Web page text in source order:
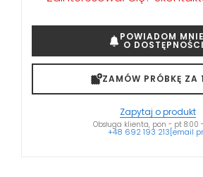
POWIADOM MNIE
O DOSTĘPNOŚCI
ZAMÓW PRÓBKĘ ZA
Zapytaj o produkt
Obsługa klienta, pon - pt 8:00
+48 692 193 213[email